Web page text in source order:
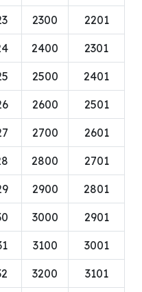
2201
2300
2301
2400
2401
2500
2501
2600
2601
2700
2701
2800
2801
2900
2901
3000
3001
3100
3101
3200